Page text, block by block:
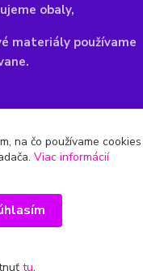
obaly,
materiály používame
na čo používame
Viac informácií
tu.